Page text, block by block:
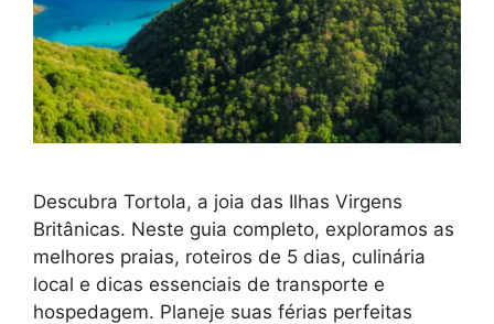
Descubra Tortola, a joia das Ilhas Virgens
Britânicas. Neste guia completo, exploramos as
melhores praias, roteiros de 5 dias, culinária
local e dicas essenciais de transporte e
hospedagem. Planeje suas férias perfeitas